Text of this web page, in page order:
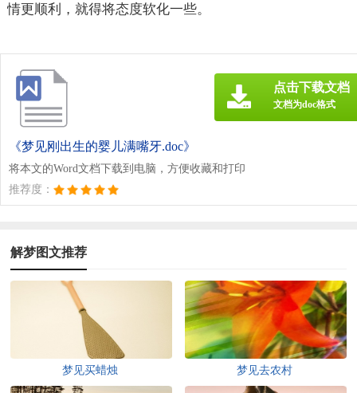
情更顺利，就得将态度软化一些。
《梦见刚出生的婴儿满嘴牙.doc》
将本文的Word文档下载到电脑，方便收藏和打印
推荐度：
点击下载文档
文档为doc格式
解梦图文推荐
梦见买蜡烛 梦见去农村